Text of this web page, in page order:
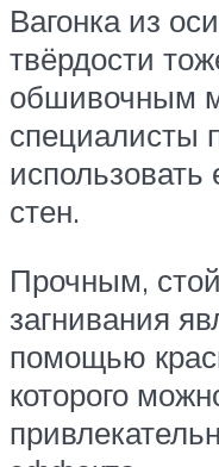
Вагонка из
твёрдости
обшивочным
специалисты
использовать
стен.
Прочным,
загнивания
помощью
которого